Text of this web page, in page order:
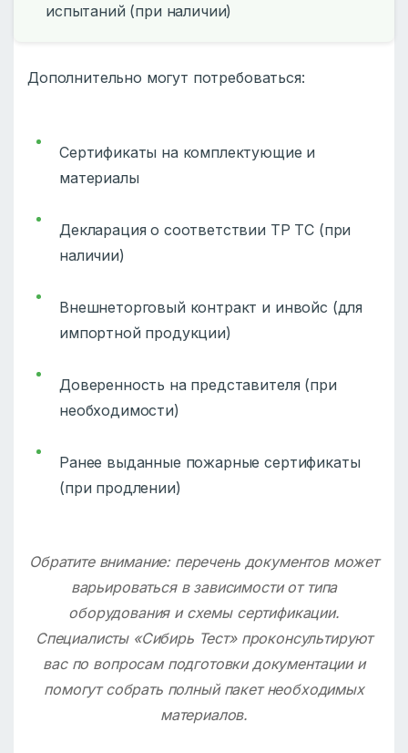
испытаний (при наличии)
Дополнительно могут потребоваться:
Сертификаты на комплектующие и
материалы
Декларация о соответствии ТР ТС (при
наличии)
Внешнеторговый контракт и инвойс (для
импортной продукции)
Доверенность на представителя (при
необходимости)
Ранее выданные пожарные сертификаты
(при продлении)
Обратите внимание: перечень документов может
варьироваться в зависимости от типа
оборудования и схемы сертификации.
Специалисты «Сибирь Тест» проконсультируют
вас по вопросам подготовки документации и
помогут собрать полный пакет необходимых
материалов.